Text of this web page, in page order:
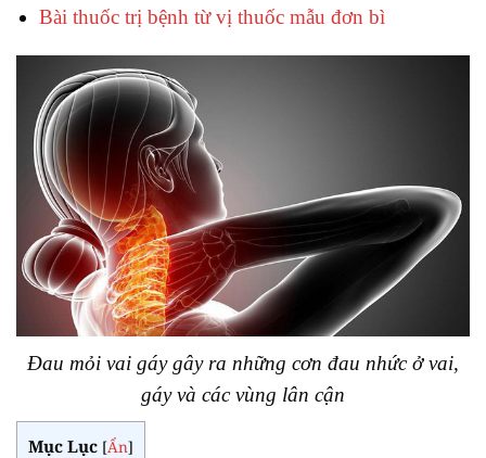
Bài thuốc trị bệnh từ vị thuốc mẫu đơn bì
Đau mỏi vai gáy gây ra những cơn đau nhức ở vai,
gáy và các vùng lân cận
Mục Lục [Ẩn]